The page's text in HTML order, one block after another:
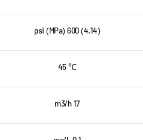
psi (MPa) 600 (4.14)
℃ 45
m3/h 17